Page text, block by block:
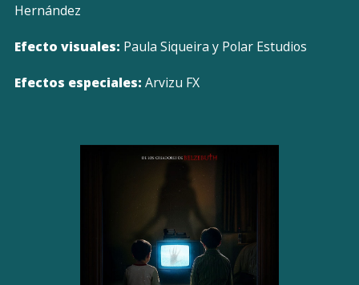
Hernández
Efecto visuales: Paula Siqueira y Polar Estudios
Efectos especiales: Arvizu FX